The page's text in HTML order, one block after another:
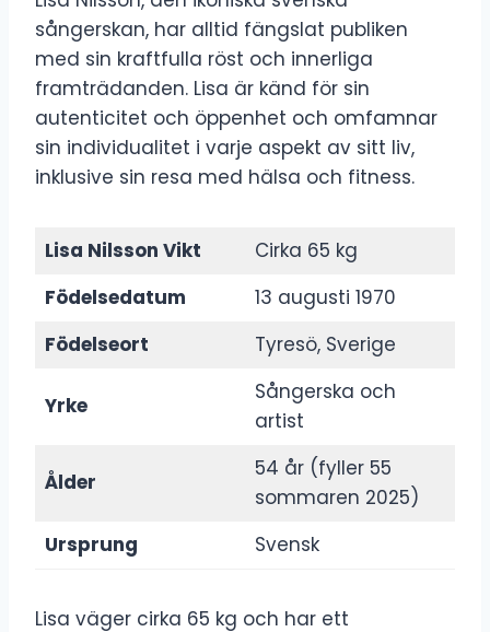
sångerskan, har alltid fängslat publiken
med sin kraftfulla röst och innerliga
framträdanden. Lisa är känd för sin
autenticitet och öppenhet och omfamnar
sin individualitet i varje aspekt av sitt liv,
inklusive sin resa med hälsa och fitness.
Lisa Nilsson Vikt
Cirka 65 kg
Födelsedatum
13 augusti 1970
Födelseort
Tyresö, Sverige
Yrke
Sångerska och
artist
Ålder
54 år (fyller 55
sommaren 2025)
Ursprung
Svensk
Lisa väger cirka 65 kg och har ett